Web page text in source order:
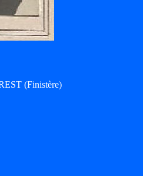
(Finistère)